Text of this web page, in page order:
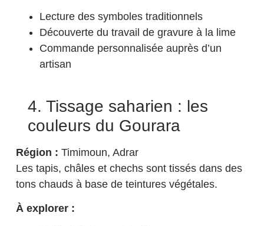
Lecture des symboles traditionnels
Découverte du travail de gravure à la lime
Commande personnalisée auprès d’un
artisan
4. Tissage saharien : les
couleurs du Gourara
Région : Timimoun, Adrar
Les tapis, châles et chechs sont tissés dans des
tons chauds à base de teintures végétales.
À explorer :